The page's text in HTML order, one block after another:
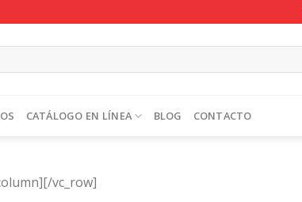
CATÁLOGO EN LÍNEA BLOG CONTACTO
vc_row]